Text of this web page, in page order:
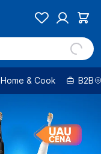
Home & Cook B2B